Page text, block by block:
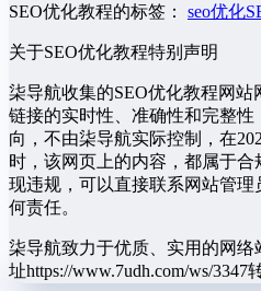
SEO优化教程的标签： seo优化
关于SEO优化教程特别声明
柒导航收集的SEO优化教程网
链接的实时性、准确性和完整
向，不由柒导航实际控制，在
时，该网页上的内容，都属于
现违规，可以直接联系网站管
何责任。
柒导航致力于优质、实用的网络
址https://www.7udh.com/ws/3347